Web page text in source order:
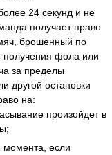
24 секунд и не
получает право
брошенный по
получения фола или
за пределы
остановки
на:
произойдет в
момента, если